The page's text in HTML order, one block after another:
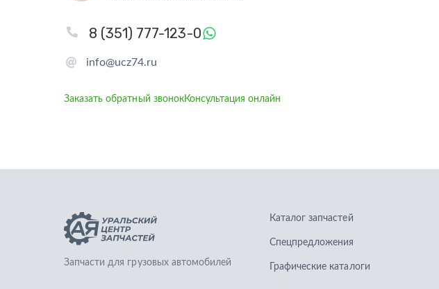
info@ucz74.ru
8 (351) 777-123-0
Заказать обратный звонокКонсультация онлайн
Запчасти для грузовых автомобилей
Спецпредложения
Графические каталоги